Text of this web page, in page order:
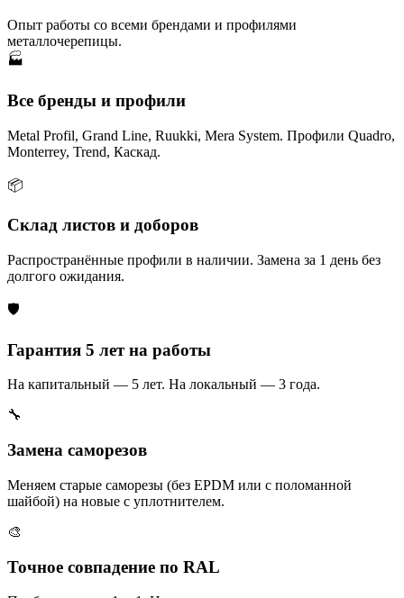
Опыт работы со всеми брендами и профилями
металлочерепицы.
🏭
Все бренды и профили
Metal Profil, Grand Line, Ruukki, Mera System. Профили Quadro,
Monterrey, Trend, Каскад.
📦
Склад листов и доборов
Распространённые профили в наличии. Замена за 1 день без
долгого ожидания.
🛡️
Гарантия 5 лет на работы
На капитальный — 5 лет. На локальный — 3 года.
🔧
Замена саморезов
Меняем старые саморезы (без EPDM или с поломанной
шайбой) на новые с уплотнителем.
🎨
Точное совпадение по RAL